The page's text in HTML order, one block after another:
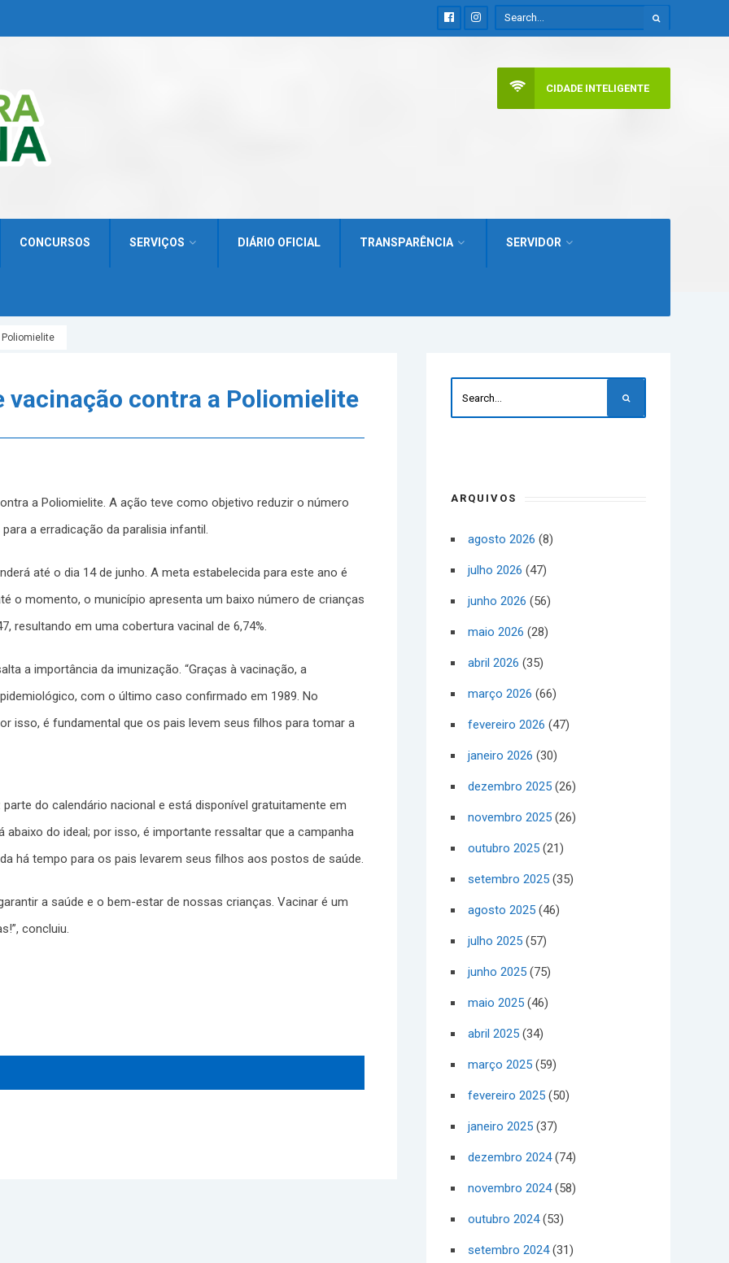
CONCURSOS SERVIÇOS DIÁRIO OFICIAL TRANSPARÊNCIA SERVIDOR
CIDADE INTELIGENTE
Poliomielite
vacinação contra a Poliomielite
a Poliomielite. A ação teve como objetivo reduzir o número
a erradicação da paralisia infantil.
até o dia 14 de junho. A meta estabelecida para este ano é
o momento, o município apresenta um baixo número de crianças
resultando em uma cobertura vacinal de 6,74%.
a importância da imunização. “Graças à vacinação, a
com o último caso confirmado em 1989. No
isso, é fundamental que os pais levem seus filhos para tomar a
do calendário nacional e está disponível gratuitamente em
do ideal; por isso, é importante ressaltar que a campanha
há tempo para os pais levarem seus filhos aos postos de saúde.
a saúde e o bem-estar de nossas crianças. Vacinar é um
concluiu.
ARQUIVOS
agosto 2026 (8)
julho 2026 (47)
junho 2026 (56)
maio 2026 (28)
abril 2026 (35)
março 2026 (66)
fevereiro 2026 (47)
janeiro 2026 (30)
dezembro 2025 (26)
novembro 2025 (26)
outubro 2025 (21)
setembro 2025 (35)
agosto 2025 (46)
julho 2025 (57)
junho 2025 (75)
maio 2025 (46)
abril 2025 (34)
março 2025 (59)
fevereiro 2025 (50)
janeiro 2025 (37)
dezembro 2024(74)
novembro 2024(58)
outubro 2024(53)
setembro 2024(31)